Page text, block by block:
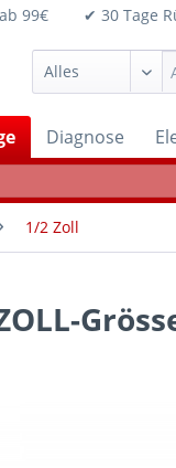
ab 99€ ✔ 30
Diagnose
1/2 Zoll